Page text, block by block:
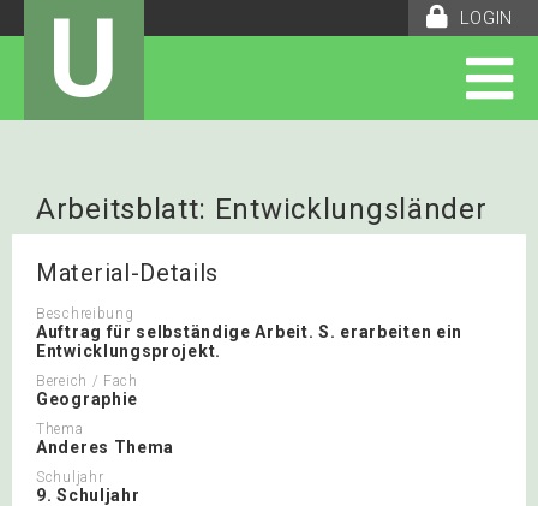
LOGIN
U
Arbeitsblatt: Entwicklungsländer
Material-Details
Beschreibung
Auftrag für selbständige Arbeit. S. erarbeiten ein
Entwicklungsprojekt.
Bereich / Fach
Geographie
Thema
Anderes Thema
Schuljahr
9. Schuljahr